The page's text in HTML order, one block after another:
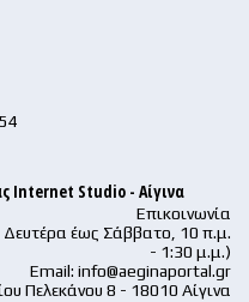
Internet Studio - Αίγινα
Επικοινωνία
Δευτέρα έως Σάββατο, 10 π.μ.
- 1:30 μ.μ.)
Email: info@aeginaportal.gr
Πελεκάνου 8 - 18010 Αίγινα